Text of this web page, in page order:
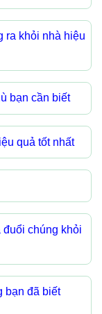
ra khỏi nhà hiệu
bạn cần biết
quả tốt nhất
chúng khỏi
bạn đã biết